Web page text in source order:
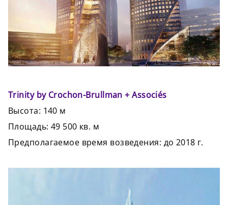
Trinity by Crochon-Brullman + Associés
Высота: 140 м
Площадь: 49 500 кв. м
Предполагаемое время возведения: до 2018 г.